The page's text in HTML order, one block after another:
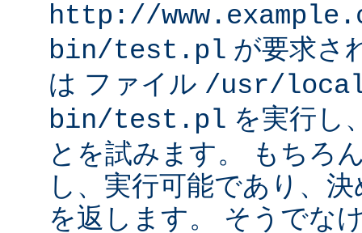
http://
bin/test.pl が要求さ
は ファイル /usr/
bin/test.pl を実行し
とを試みます。 もちろ
し、実行可能であり、
を返します。 そうでな